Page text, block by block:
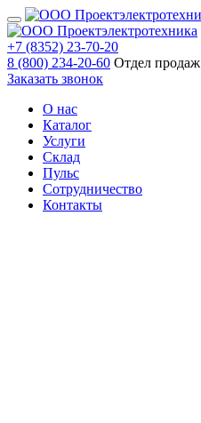
+7 (8352) 23-70-20
8 (800) 234-20-60 Отдел продаж
Заказать звонок
О нас
Каталог
Услуги
Склад
Пульс
Сотрудничество
Контакты